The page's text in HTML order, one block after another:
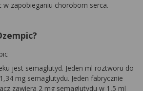
zapobieganiu chorobom serca.
jest semaglutyd. Jeden ml roztworu do
mg semaglutydu. Jeden fabrycznie
zawiera 2 mg semaglutydu w 1,5 ml